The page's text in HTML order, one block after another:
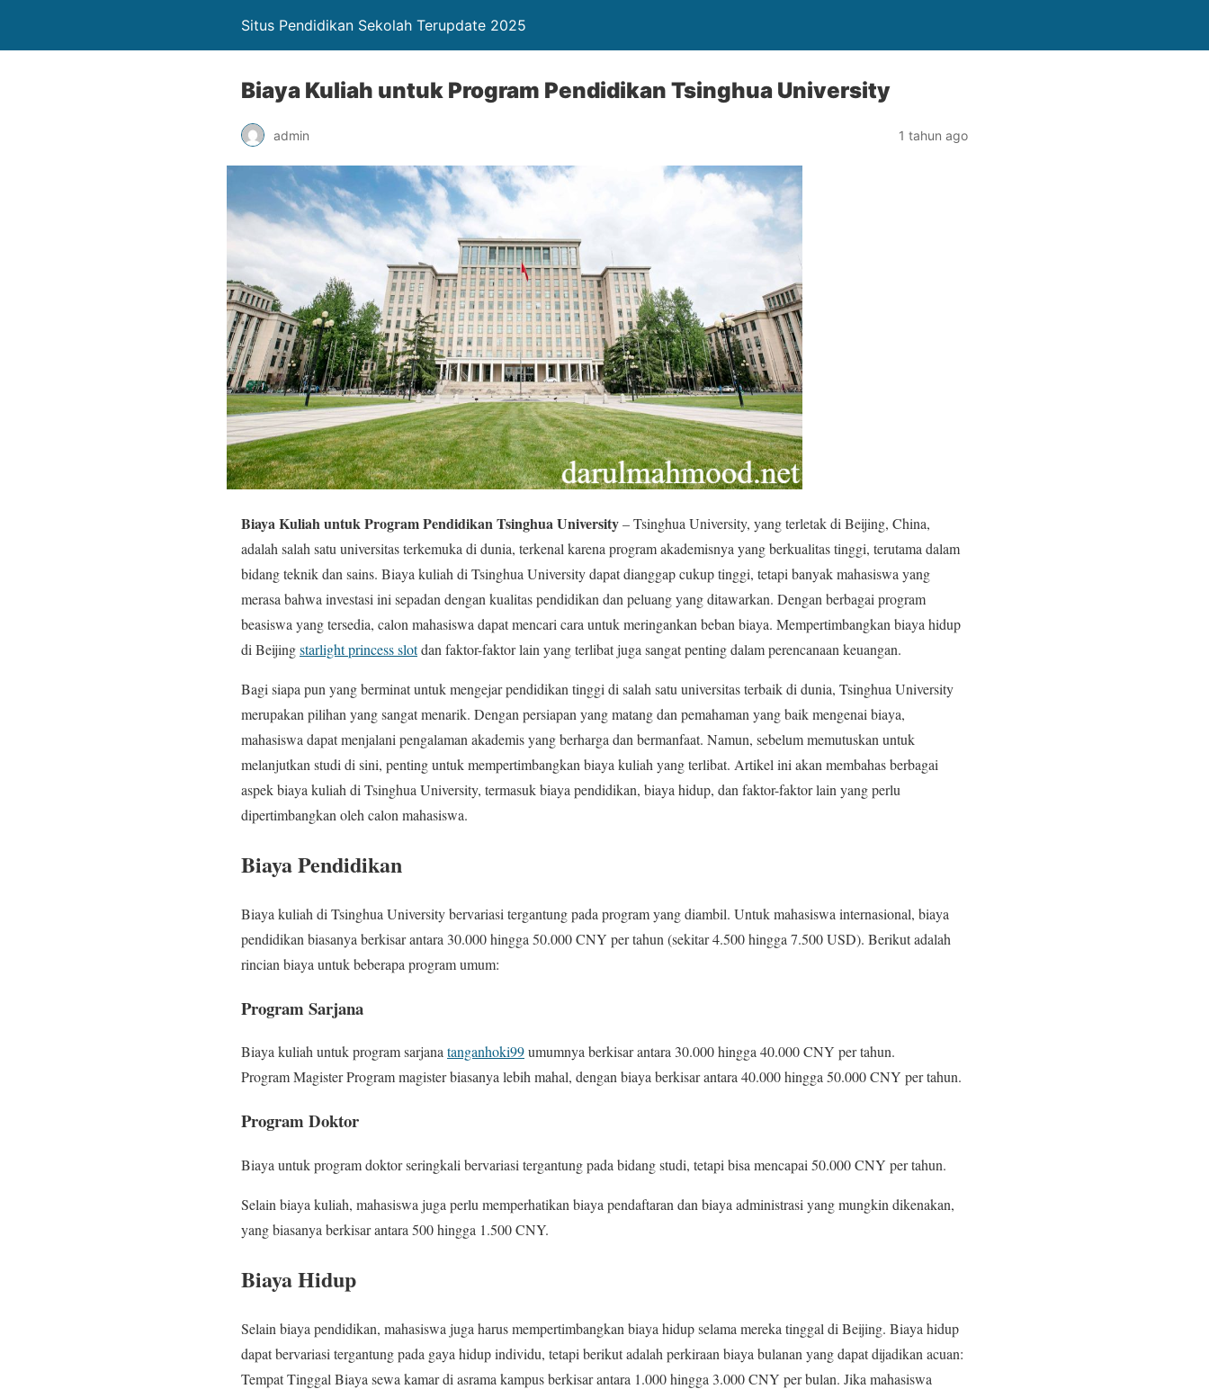
Situs Pendidikan Sekolah Terupdate 2025
Biaya Kuliah untuk Program Pendidikan Tsinghua University
admin 1 tahun ago
Biaya Kuliah untuk Program Pendidikan Tsinghua University– Tsinghua University, yang terletak di Beijing, China,
adalah salah satu universitas terkemuka di dunia, terkenal karena program akademisnya yang berkualitas tinggi, terutama dalam
bidang teknik dan sains. Biaya kuliah di Tsinghua University dapat dianggap cukup tinggi, tetapi banyak mahasiswa yang
merasa bahwa investasi ini sepadan dengan kualitas pendidikan dan peluang yang ditawarkan. Dengan berbagai program
beasiswa yang tersedia, calon mahasiswa dapat mencari cara untuk meringankan beban biaya. Mempertimbangkan biaya hidup
di Beijingstarlight princess slotdan faktor-faktor lain yang terlibat juga sangat penting dalam perencanaan keuangan.
Bagi siapa pun yang berminat untuk mengejar pendidikan tinggi di salah satu universitas terbaik di dunia, Tsinghua University
merupakan pilihan yang sangat menarik. Dengan persiapan yang matang dan pemahaman yang baik mengenai biaya,
mahasiswa dapat menjalani pengalaman akademis yang berharga dan bermanfaat. Namun, sebelum memutuskan untuk
melanjutkan studi di sini, penting untuk mempertimbangkan biaya kuliah yang terlibat. Artikel ini akan membahas berbagai
aspek biaya kuliah di Tsinghua University, termasuk biaya pendidikan, biaya hidup, dan faktor-faktor lain yang perlu
dipertimbangkan oleh calon mahasiswa.
Biaya Pendidikan
Biaya kuliah di Tsinghua University bervariasi tergantung pada program yang diambil. Untuk mahasiswa internasional, biaya
pendidikan biasanya berkisar antara 30.000 hingga 50.000 CNY per tahun (sekitar 4.500 hingga 7.500 USD). Berikut adalah
rincian biaya untuk beberapa program umum:
Program Sarjana
Biaya kuliah untuk program sarjanatanganhoki99umumnya berkisar antara 30.000 hingga 40.000 CNY per tahun.
Program Magister Program magister biasanya lebih mahal, dengan biaya berkisar antara 40.000 hingga 50.000 CNY per tahun.
Program Doktor
Biaya untuk program doktor seringkali bervariasi tergantung pada bidang studi, tetapi bisa mencapai 50.000 CNY per tahun.
Selain biaya kuliah, mahasiswa juga perlu memperhatikan biaya pendaftaran dan biaya administrasi yang mungkin dikenakan,
yang biasanya berkisar antara 500 hingga 1.500 CNY.
Biaya Hidup
Selain biaya pendidikan, mahasiswa juga harus mempertimbangkan biaya hidup selama mereka tinggal di Beijing. Biaya hidup
dapat bervariasi tergantung pada gaya hidup individu, tetapi berikut adalah perkiraan biaya bulanan yang dapat dijadikan acuan:
Tempat Tinggal Biaya sewa kamar di asrama kampus berkisar antara 1.000 hingga 3.000 CNY per bulan. Jika mahasiswa